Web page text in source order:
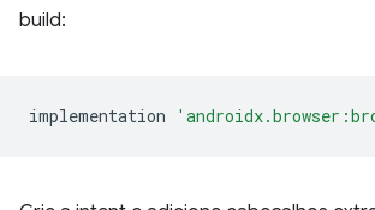
build:
implementation